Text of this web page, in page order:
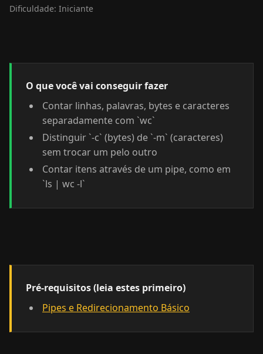
Dificuldade: Iniciante
O que você vai conseguir fazer
Contar linhas, palavras, bytes e caracteres
separadamente com `wc`
Distinguir `-c` (bytes) de `-m` (caracteres)
sem trocar um pelo outro
Contar itens através de um pipe, como em
`ls | wc -l`
Pré-requisitos (leia estes primeiro)
Pipes e Redirecionamento Básico